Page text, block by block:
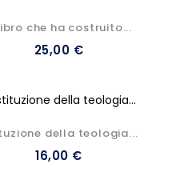
che ha costruito...
25,00 €
della teologia...
16,00 €